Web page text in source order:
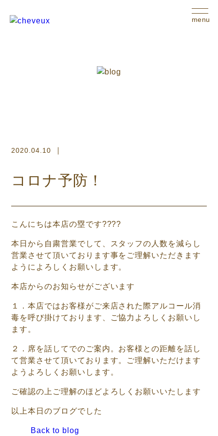
menu
2020.04.10
コロナ予防！
こんにちは本店の塁です????
本日から自粛営業でして、スタッフの人数を減らし
営業させて頂いております事をご理解いただきます
ようによろしくお願いします。
本店からのお知らせがございます
１．本店ではお客様がご来店された際アルコール消
毒を呼び掛けております、ご協力よろしくお願いし
ます。
２．席を話してでのご案内。お客様との距離を話し
て営業させて頂いております。ご理解いただけます
ようよろしくお願いします。
ご確認の上ご理解のほどよろしくお願いいたします
以上本日のブログでした
Back to blog